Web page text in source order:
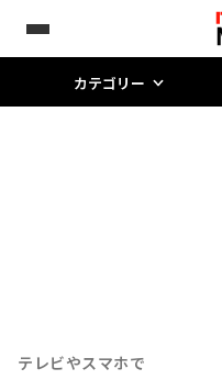
カテゴリー
テレビやスマホで